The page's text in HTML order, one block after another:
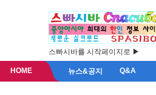
스빠시바를 시작페이지로 ▶
HOME 뉴스&공지 Q&A